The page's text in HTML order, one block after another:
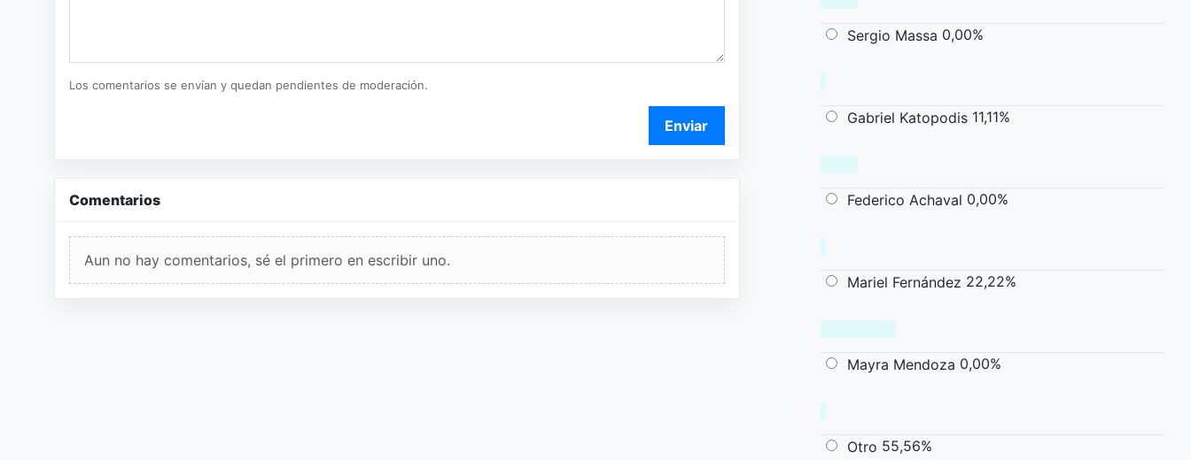
Los comentarios se envían y quedan pendientes de moderación.
Enviar
Comentarios
Aun no hay comentarios, sé el primero en escribir uno.
Sergio Massa 0,00%
Gabriel Katopodis 11,11%
Federico Achaval 0,00%
Mariel Fernández 22,22%
Mayra Mendoza 0,00%
Otro 55,56%